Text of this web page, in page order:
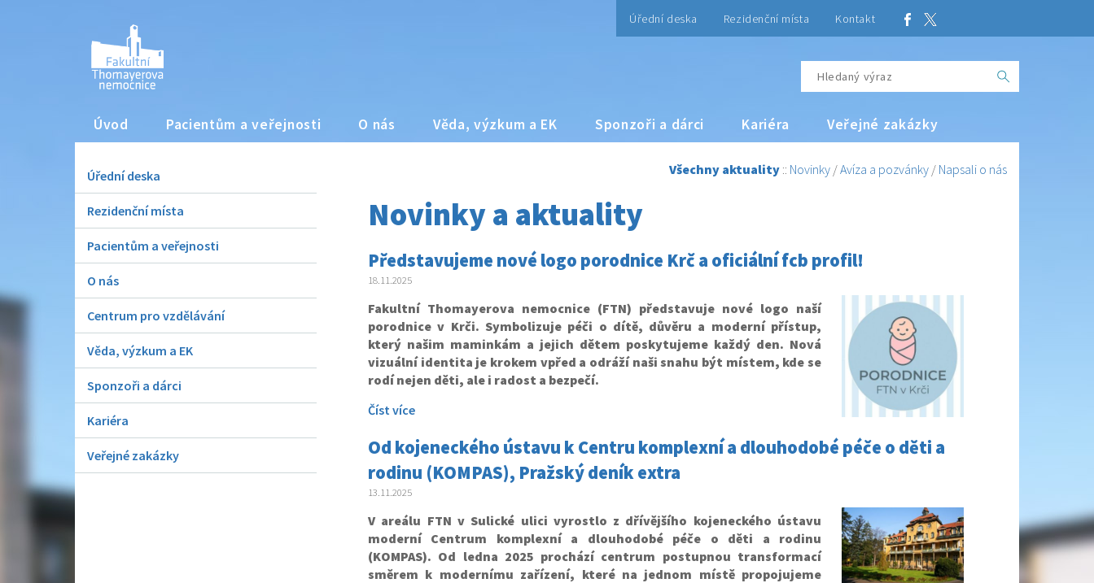
Úřední deska Rezidenční místa Kontakt
Úvod Pacientům a veřejnosti O nás Věda, výzkum a EK Sponzoři a dárci Kariéra Veřejné zakázky
Úřední deska
Rezidenční místa
Pacientům a veřejnosti
O nás
Centrum pro vzdělávání
Věda, výzkum a EK
Sponzoři a dárci
Kariéra
Veřejné zakázky
Všechny aktuality :: Novinky /Avíza a pozvánky / Napsali o nás
Novinky a aktuality
Představujeme nové logo porodnice Krč a oficiální fcb profil!
18.11.2025
Fakultní Thomayerova nemocnice (FTN) představuje nové logo naší
porodnice v Krči. Symbolizuje péči o dítě, důvěru a moderní přístup,
který našim maminkám a jejich dětem poskytujeme každý den. Nová
vizuální identita je krokem vpřed a odráží naši snahu být místem, kde se
rodí nejen děti, ale i radost a bezpečí.
Číst více
Od kojeneckého ústavu k Centru komplexní a dlouhodobé péče o děti a
rodinu (KOMPAS), Pražský deník extra
13.11.2025
V areálu FTN v Sulické ulici vyrostlo z dřívějšího kojeneckého ústavu
moderní Centrum komplexní a dlouhodobé péče o děti a rodinu
(KOMPAS). Od ledna 2025 prochází centrum postupnou transformací
směrem k modernímu zařízení, které na jednom místě propojujeme